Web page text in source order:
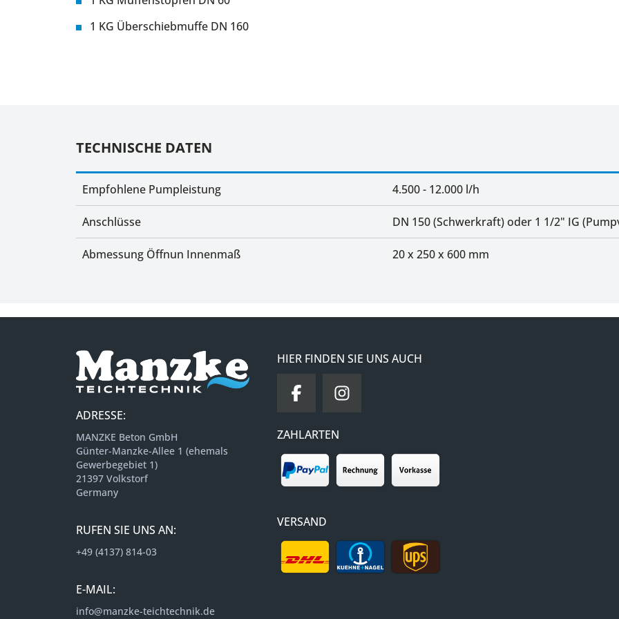
1 KG Überschiebmuffe DN 160
TECHNISCHE DATEN
Empfohlene Pumpleistung 4.500 - 12.000 l/h
Anschlüsse DN 150 (Schwerkraft) oder 1 1/2" IG
Abmessung Öffnun Innenmaß 20 x 250 x 600 mm
ADRESSE:
MANZKE Beton GmbH
Günter-Manzke-Allee 1 (ehemals
Gewerbegebiet 1)
21397 Volkstorf
Germany
RUFEN SIE UNS AN:
+49 (4137) 814-03
E-MAIL:
info@manzke-teichtechnik.de
HIER FINDEN SIE UNS AUCH
ZAHLARTEN
VERSAND